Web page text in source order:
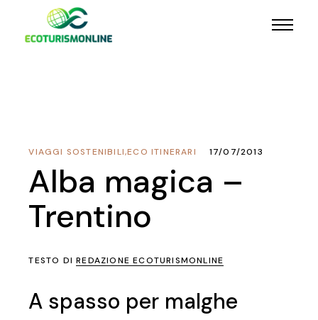
ECO ITINERARI
,
VIAGGI SOSTENIBILI 17/07/2013
Alba magica –
Trentino
TESTO DIREDAZIONE ECOTURISMONLINE
A spasso per malghe